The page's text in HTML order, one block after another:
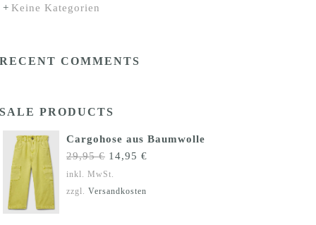
Keine Kategorien
RECENT COMMENTS
SALE PRODUCTS
Cargohose aus Baumwolle
29,95€ Ursprünglicher
Preis
war:
14,95 €
inkl. MwSt.
zzgl. Versandkosten